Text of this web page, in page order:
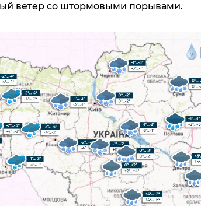
ветер со штормовыми порывами.